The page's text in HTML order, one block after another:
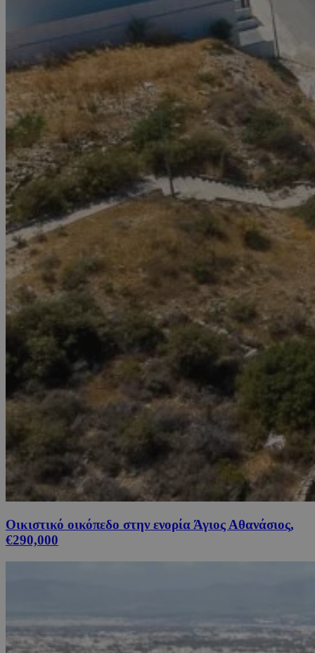
Οικιστικό οικόπεδο στην ενορία Άγιος Αθανάσιος,
€290,000